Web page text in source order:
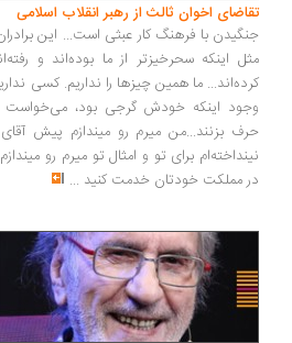
اخوان ثالث از رهبر انقلاب اسلامی
با فرهنگ کار عبثی است... این برادران
اینکه سحرخیزتر از ما بوده‌اند و رفته‌اند
ما همین چیزها را نداریم. کسی نداریم از ما
اینکه خودش گرجی بود، می‌خواست در
بزنند...من میرم رو میندازم پیش آقای
برای تو و امثال تو میرم رو میندازم... به
مملکت خودتان خدمت کنید...